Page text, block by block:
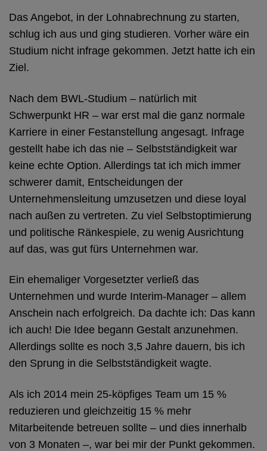
Das Angebot, in der Lohnabrechnung zu starten,
schlug ich aus und ging studieren. Vorher wäre ein
Studium nicht infrage gekommen. Jetzt hatte ich ein
Ziel.
Nach dem BWL-Studium – natürlich mit
Schwerpunkt HR – war erst mal die ganz normale
Karriere in einer Festanstellung angesagt. Infrage
gestellt habe ich das nie – Selbstständigkeit war
keine echte Option. Allerdings tat ich mich immer
schwerer damit, Entscheidungen der
Unternehmensleitung umzusetzen und diese loyal
nach außen zu vertreten. Zu viel Selbstoptimierung
und politische Ränkespiele, zu wenig Ausrichtung
auf das, was gut fürs Unternehmen war.
Ein ehemaliger Vorgesetzter verließ das
Unternehmen und wurde Interim-Manager – allem
Anschein nach erfolgreich. Da dachte ich: Das kann
ich auch! Die Idee begann Gestalt anzunehmen.
Allerdings sollte es noch 3,5 Jahre dauern, bis ich
den Sprung in die Selbstständigkeit wagte.
Als ich 2014 mein 25-köpfiges Team um 15 %
reduzieren und gleichzeitig 15 % mehr
Mitarbeitende betreuen sollte – und dies innerhalb
von 3 Monaten –, war bei mir der Punkt gekommen.